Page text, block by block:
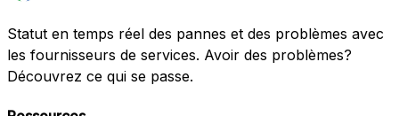
Statut en temps réel des pannes et des problèmes avec
les fournisseurs de services. Avoir des problèmes?
Découvrez ce qui se passe.